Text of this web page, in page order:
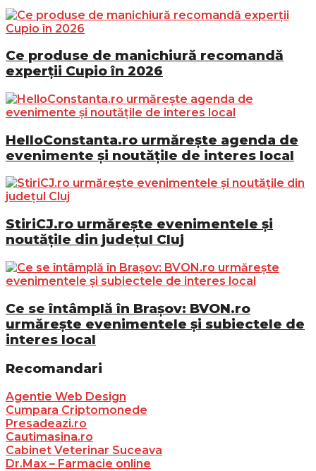
Ce produse de manichiură recomandă
experții Cupio în 2026
HelloConstanta.ro urmărește agenda de
evenimente și noutățile de interes local
StiriCJ.ro urmărește evenimentele și
noutățile din județul Cluj
Ce se întâmplă în Brașov: BVON.ro
urmărește evenimentele și subiectele de
interes local
Recomandari
Agentie Web Design
Cumpara Criptomonede
Presadeazi.ro
Cautimasina.ro
Cabinet Veterinar Suceava
Dr.Max – Farmacie online